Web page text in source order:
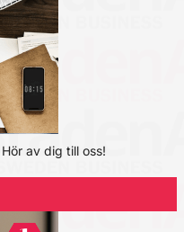
av dig till oss!